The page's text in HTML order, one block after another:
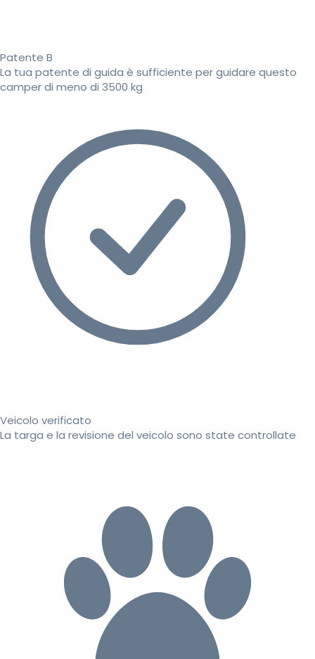
Patente B
La tua patente di guida è sufficiente per guidare questo
camper di meno di 3500 kg
Veicolo verificato
La targa e la revisione del veicolo sono state controllate